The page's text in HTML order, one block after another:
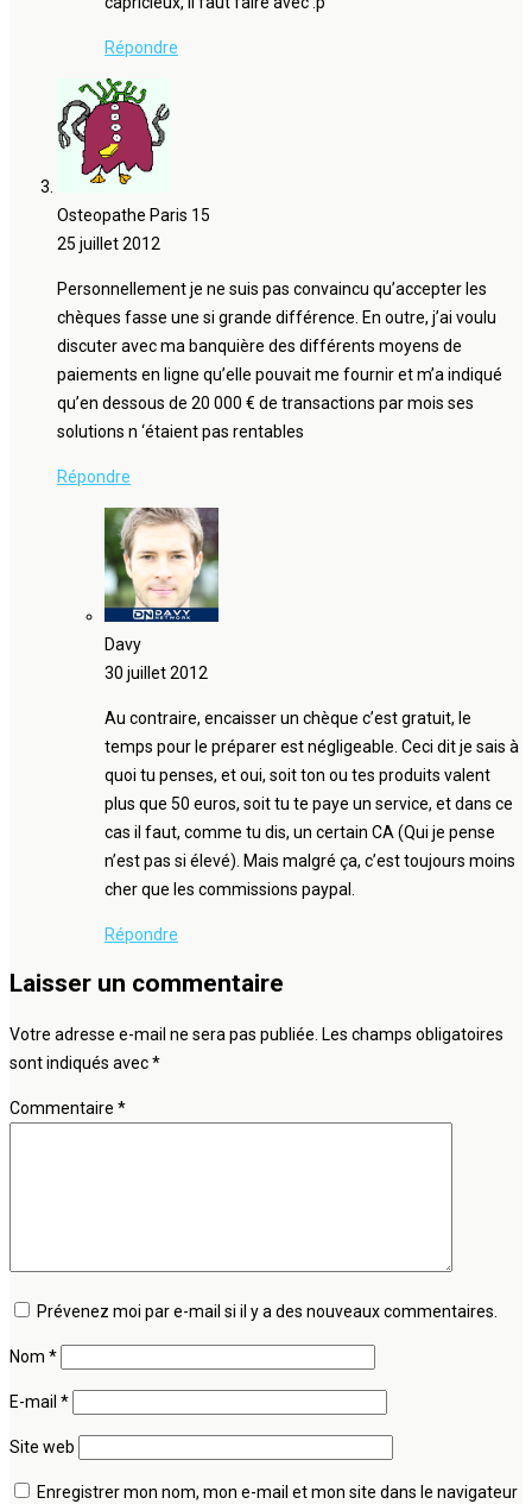
Répondre
Osteopathe Paris 15
25 juillet 2012
Personnellement je ne suis pas convaincu qu’accepter les
chèques fasse une si grande différence. En outre, j’ai voulu
discuter avec ma banquière des différents moyens de
paiements en ligne qu’elle pouvait me fournir et m’a indiqué
qu’en dessous de 20 000 € de transactions par mois ses
solutions n ‘étaient pas rentables
Répondre
Davy
30 juillet 2012
Au contraire, encaisser un chèque c’est gratuit, le
temps pour le préparer est négligeable. Ceci dit je sais à
quoi tu penses, et oui, soit ton ou tes produits valent
plus que 50 euros, soit tu te paye un service, et dans ce
cas il faut, comme tu dis, un certain CA (Qui je pense
n’est pas si élevé). Mais malgré ça, c’est toujours moins
cher que les commissions paypal.
Répondre
Laisser un commentaire
Votre adresse e-mail ne sera pas publiée. Les champs obligatoires
sont indiqués avec*
Commentaire *
Prévenez moi par e-mail si il y a des nouveaux commentaires.
Nom *
E-mail *
Site web
Enregistrer mon nom, mon e-mail et mon site dans le navigateur